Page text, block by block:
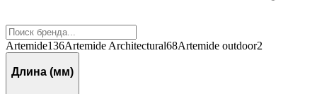
Artemide136Artemide Architectural68Artemide outdoor2
Длина (мм)